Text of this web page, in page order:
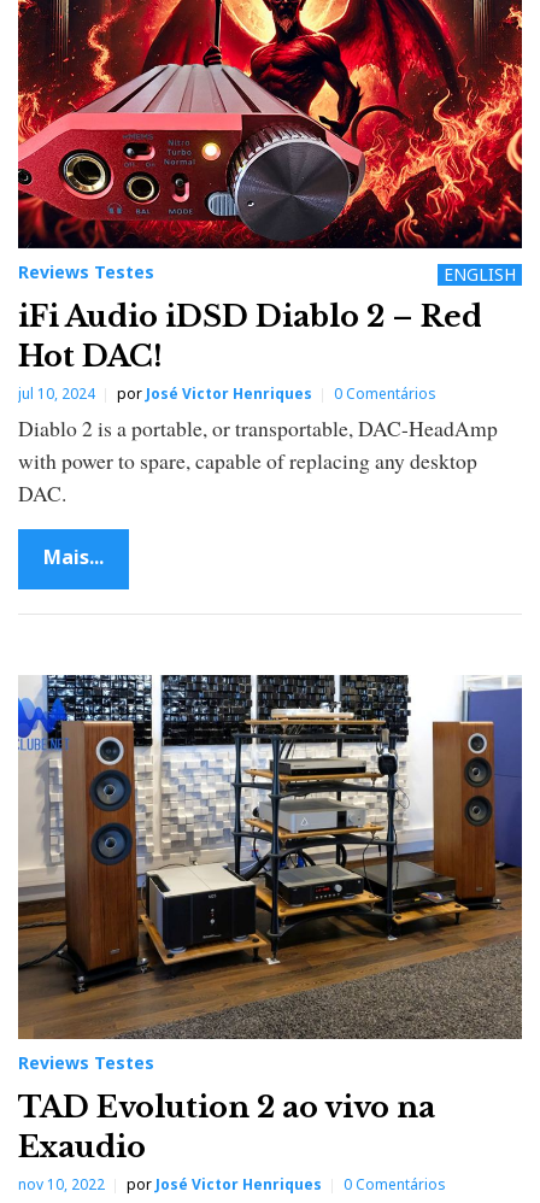
Reviews Testes ENGLISH
iFi Audio iDSD Diablo 2 – Red
Hot DAC!
jul 10, 2024 por José Victor Henriques 0 Comentários
Diablo 2 is a portable, or transportable, DAC-HeadAmp
with power to spare, capable of replacing any desktop
DAC.
Mais...
Reviews Testes
TAD Evolution 2 ao vivo na
Exaudio
nov 10, 2022 porJosé Victor Henriques 0 Comentários